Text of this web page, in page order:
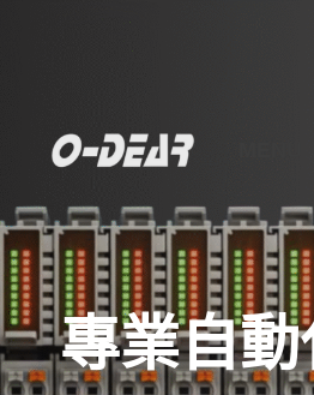
專業自